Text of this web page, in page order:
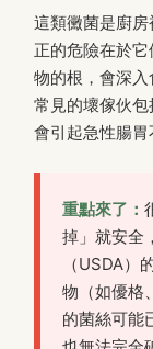
這類黴菌是廚
正的危險在於
物的根，會深入
常見的壞傢伙
會引起急性腸胃
重點來了：
掉」就安全
（USDA）
物（如優格
的菌絲可能